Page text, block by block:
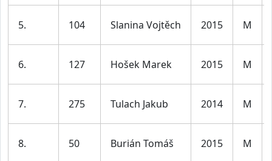
5. 104 Slanina Vojtěch 2015 M
6. 127 Hošek Marek 2015 M
7. 275 Tulach Jakub 2014 M
8. 50 Burián Tomáš 2015 M